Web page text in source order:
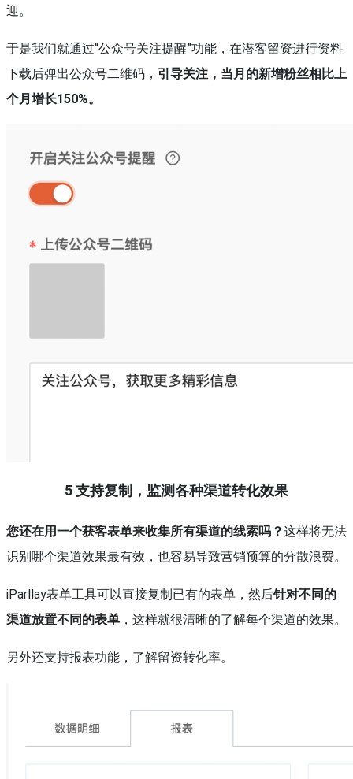
迎。
于是我们就通过“公众号关注提醒”功能，在潜客留资进行资料
下载后弹出公众号二维码， 引导关注，当月的新增粉丝相比上
个月增长150%。
5支持复制，监测各种渠道转化效果
您还在用一个获客表单来收集所有渠道的线索吗？这样将无法
识别哪个渠道效果最有效，也容易导致营销预算的分散浪费。
iParllay表单工具可以直接复制已有的表单，然后针对不同的
渠道放置不同的表单 ，这样就很清晰的了解每个渠道的效果。
另外还支持报表功能，了解留资转化率。